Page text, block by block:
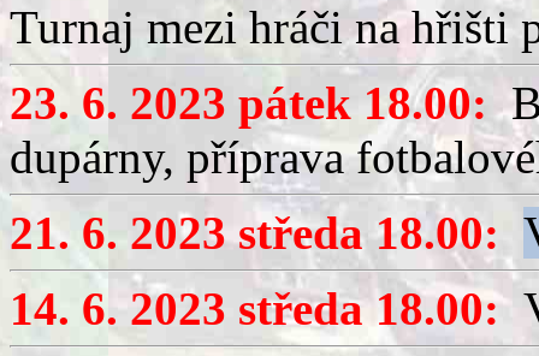
Turnaj mezi hráči na hřišti
23. 6. 2023 pátek 18.00:
dupárny, příprava
21. 6. 2023 středa 18.00:
14. 6. 2023 středa 18.00: